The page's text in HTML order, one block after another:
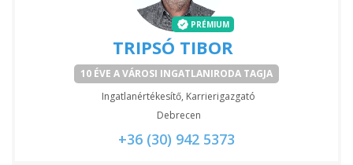
PRÉMIUM
TRIPSÓ TIBOR
10 ÉVE A VÁROSI INGATLANIRODA TAGJA
Ingatlanértékesítő, Karrierigazgató
Debrecen
+36 (30) 942 5373